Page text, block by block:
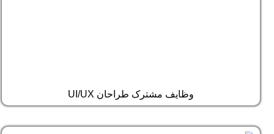
وظایف مشترک طراحان UI/UX